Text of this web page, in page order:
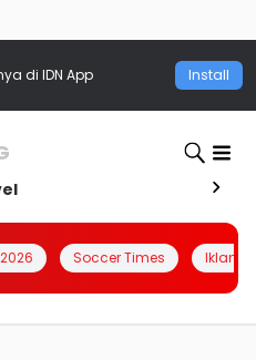
di IDN App Install
Soccer Times Iklanin